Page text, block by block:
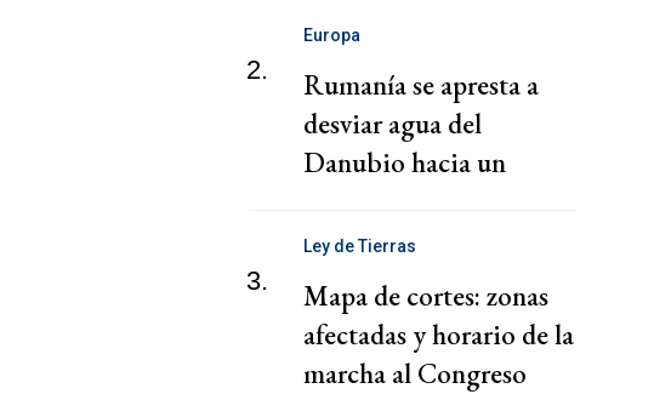
del deporte"
2.
Europa
Rumanía se apresta a
desviar agua del
Danubio hacia un
inminente parada
3.
Ley de Tierras
Mapa de cortes: zonas
afectadas y horario de la
marcha al Congreso